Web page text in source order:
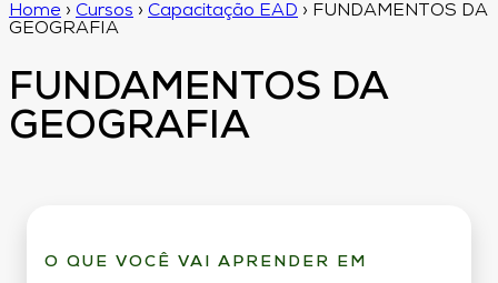
Home › Cursos › Capacitação EAD › FUNDAMENTOS DA
GEOGRAFIA
FUNDAMENTOS DA
GEOGRAFIA
O QUE VOCÊ VAI APRENDER EM